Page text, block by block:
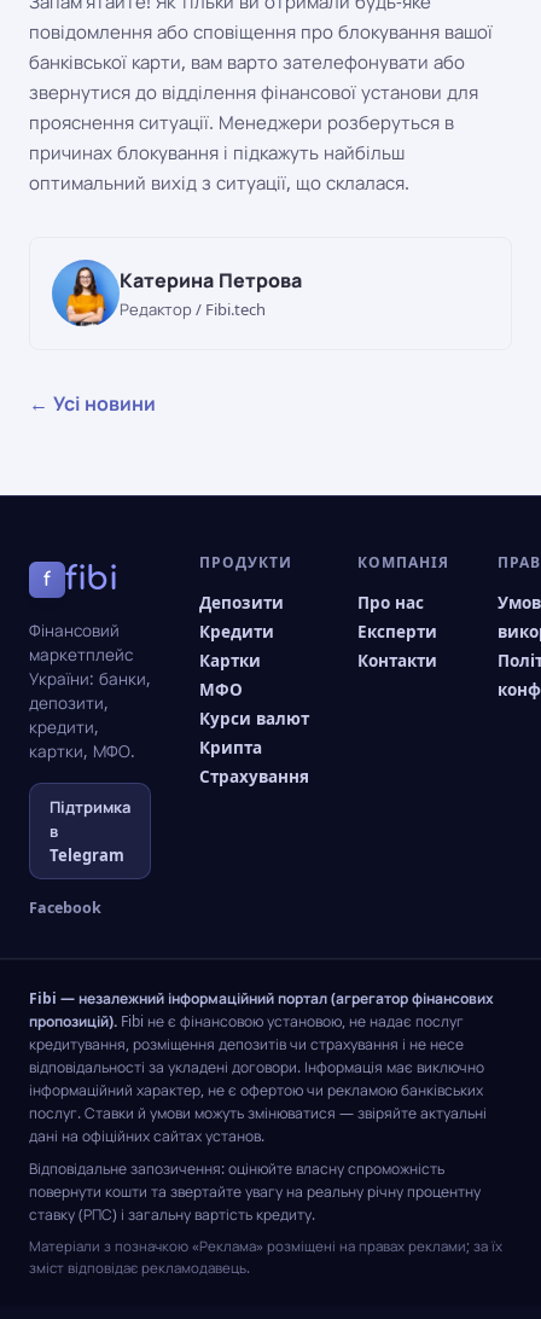
повідомлення або сповіщення про блокування вашої
банківської карти, вам варто зателефонувати або
звернутися до відділення фінансової установи для
прояснення ситуації. Менеджери розберуться в
причинах блокування і підкажуть найбільш
оптимальний вихід з ситуації, що склалася.
Катерина Петрова
Редактор / Fibi.tech
← Усі новини
f fibi
Фінансовий
маркетплейс
України: банки,
депозити,
кредити,
картки, МФО.
Підтримка
в
Telegram
Facebook
ПРОДУКТИ
Депозити
Кредити
Картки
МФО
Курси валют
Крипта
Страхування
КОМПАНІЯ
Про нас
Експерти
Контакти
Fibi — незалежний інформаційний портал (агрегатор фінансових
пропозицій). Fibi не є фінансовою установою, не надає послуг
кредитування, розміщення депозитів чи страхування і не несе
відповідальності за укладені договори. Інформація має виключно
інформаційний характер, не є офертою чи рекламою банківських
послуг. Ставки й умови можуть змінюватися — звіряйте актуальні
дані на офіційних сайтах установ.
Відповідальне запозичення: оцінюйте власну спроможність
повернути кошти та звертайте увагу на реальну річну процентну
ставку (РПС) і загальну вартість кредиту.
Матеріали з позначкою «Реклама» розміщені на правах реклами; за їх
зміст відповідає рекламодавець.